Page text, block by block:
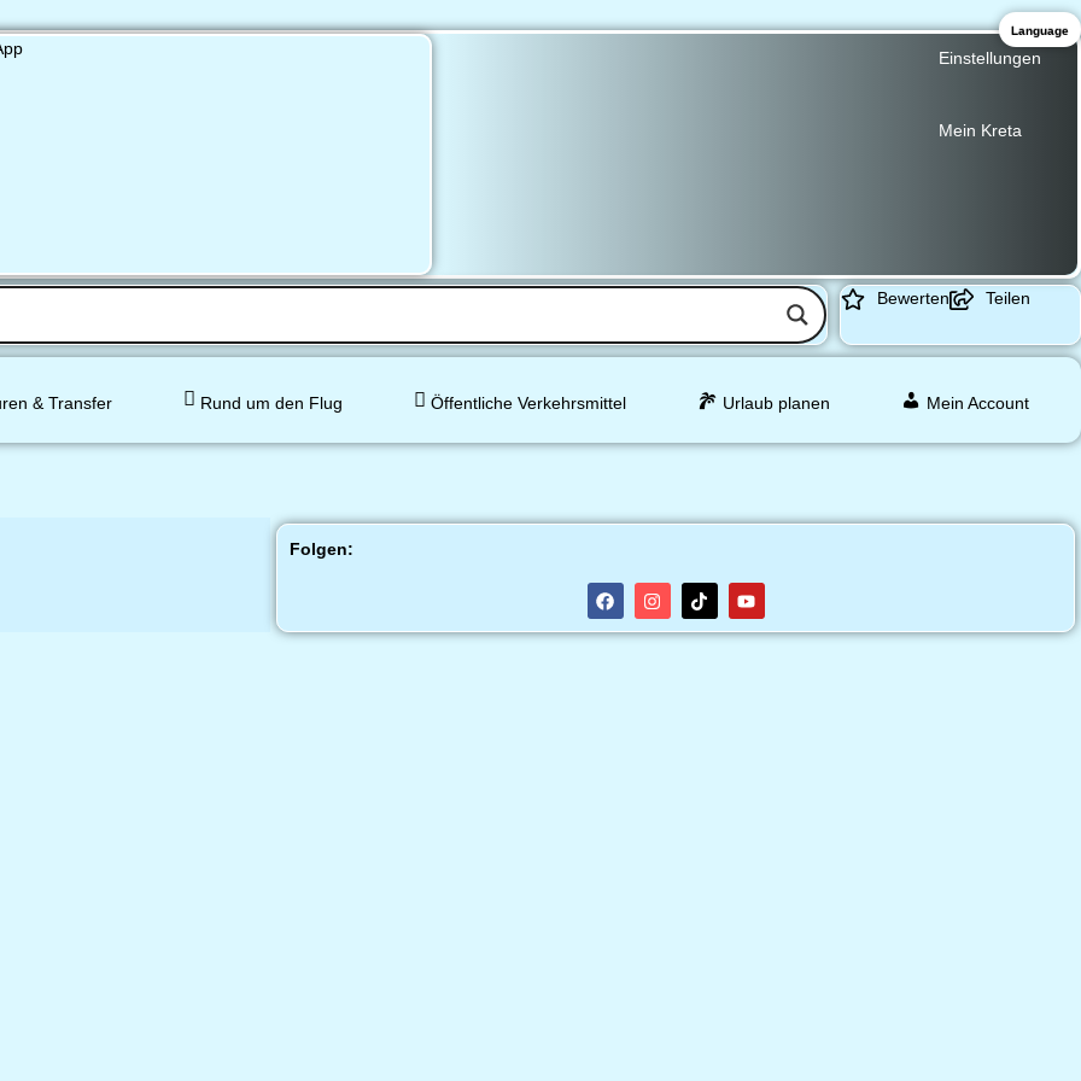
Einstellungen
Mein Kreta
Bewerten Teilen
& Transfer Rund um den Flug Öffentliche Verkehrsmittel Urlaub planen Mein Account
Folgen:
Language